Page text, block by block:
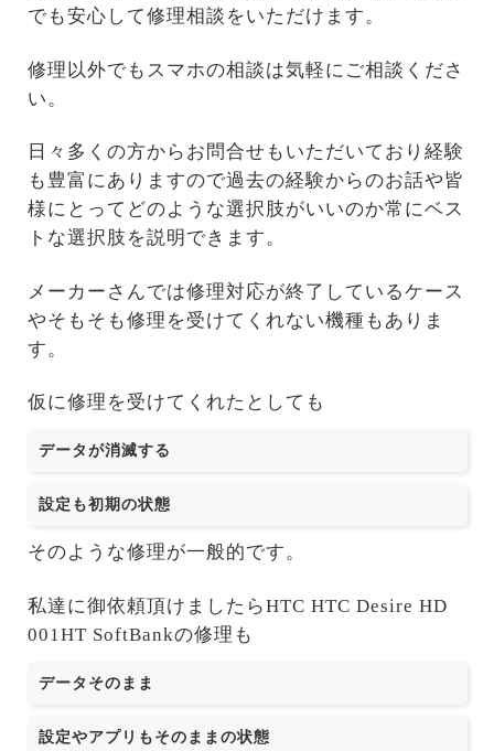
でも安心して修理相談をいただけます。
修理以外でもスマホの相談は気軽にご相談くださ
い。
日々多くの方からお問合せもいただいており経験
も豊富にありますので過去の経験からのお話や皆
様にとってどのような選択肢がいいのか常にベス
トな選択肢を説明できます。
メーカーさんでは修理対応が終了しているケース
やそもそも修理を受けてくれない機種もありま
す。
仮に修理を受けてくれたとしても
データが消滅する
設定も初期の状態
そのような修理が一般的です。
私達に御依頼頂けましたらHTC HTC Desire HD
001HT SoftBankの修理も
データそのまま
設定やアプリもそのままの状態